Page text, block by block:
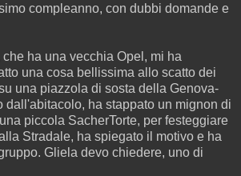
compleanno, con dubbi domande e
che ha una vecchia Opel, mi ha
una cosa bellissima allo scatto dei
una piazzola di sosta della Genova-
dall'abitacolo, ha stappato un mignon di
piccola SacherTorte, per festeggiare
Stradale, ha spiegato il motivo e ha
Gliela devo chiedere, uno di